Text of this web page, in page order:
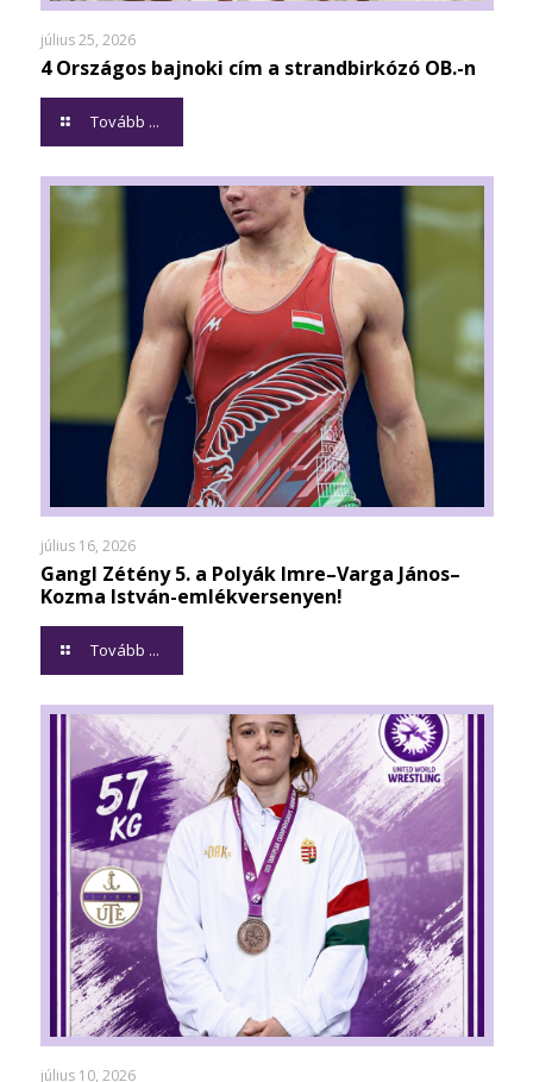
július 25, 2026
4 Országos bajnoki cím a strandbirkózó OB.-n
Tovább ...
július 16, 2026
Gangl Zétény 5. a Polyák Imre–Varga János–
Kozma István-emlékversenyen!
Tovább ...
július 10, 2026